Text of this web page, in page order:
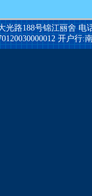
光路188号锦江丽舍 电
开户行: